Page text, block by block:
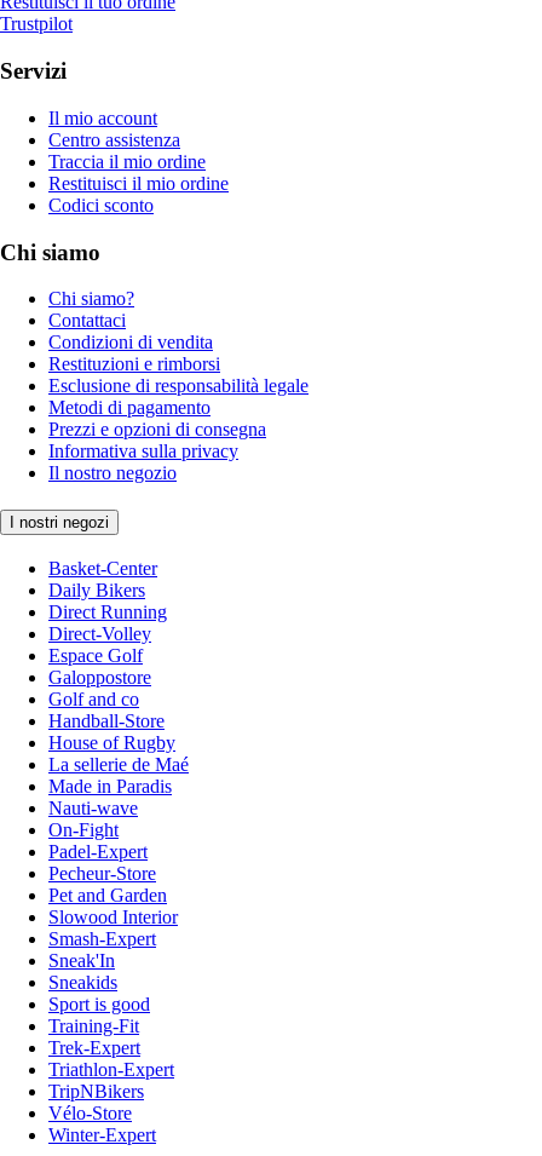
Trustpilot
Servizi
Il mio account
Centro assistenza
Traccia il mio ordine
Restituisci il mio ordine
Codici sconto
Chi siamo
Chi siamo?
Contattaci
Condizioni di vendita
Restituzioni e rimborsi
Esclusione di responsabilità legale
Metodi di pagamento
Prezzi e opzioni di consegna
Informativa sulla privacy
Il nostro negozio
I nostri negozi
Basket-Center
Daily Bikers
Direct Running
Direct-Volley
Espace Golf
Galoppostore
Golf and co
Handball-Store
House of Rugby
La sellerie de Maé
Made in Paradis
Nauti-wave
On-Fight
Padel-Expert
Pecheur-Store
Pet and Garden
Slowood Interior
Smash-Expert
Sneak'In
Sneakids
Sport is good
Training-Fit
Trek-Expert
Triathlon-Expert
TripNBikers
Vélo-Store
Winter-Expert